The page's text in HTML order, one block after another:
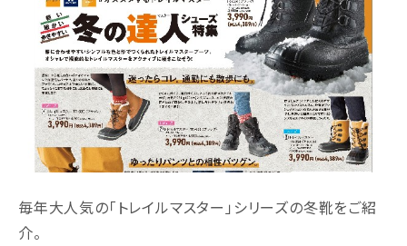
毎年大人気の「トレイルマスター」シリーズの冬靴をご紹
介。